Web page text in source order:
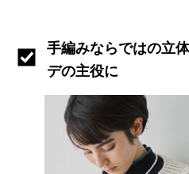
手編みならではの立
デの主役に